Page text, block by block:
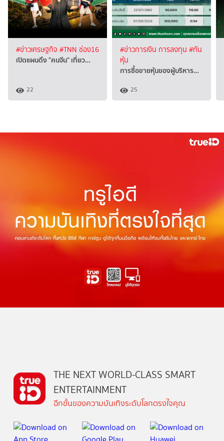
#ข่าวเศรษฐกิจ #TNN ช่อง16
เปิดแผนดึง "คนจีน" เที่ยว…
22
#ข่าวการเงิน การลงทุน #ทัน
หุ้น
การซื้อขายหุ้นของผู้บริหาร…
25
THE NEXT WORLD-CLASS SMART
ENTERTAINMENT
อีกขั้นของความบันเทิงระดับโลกตรงใจคุณ